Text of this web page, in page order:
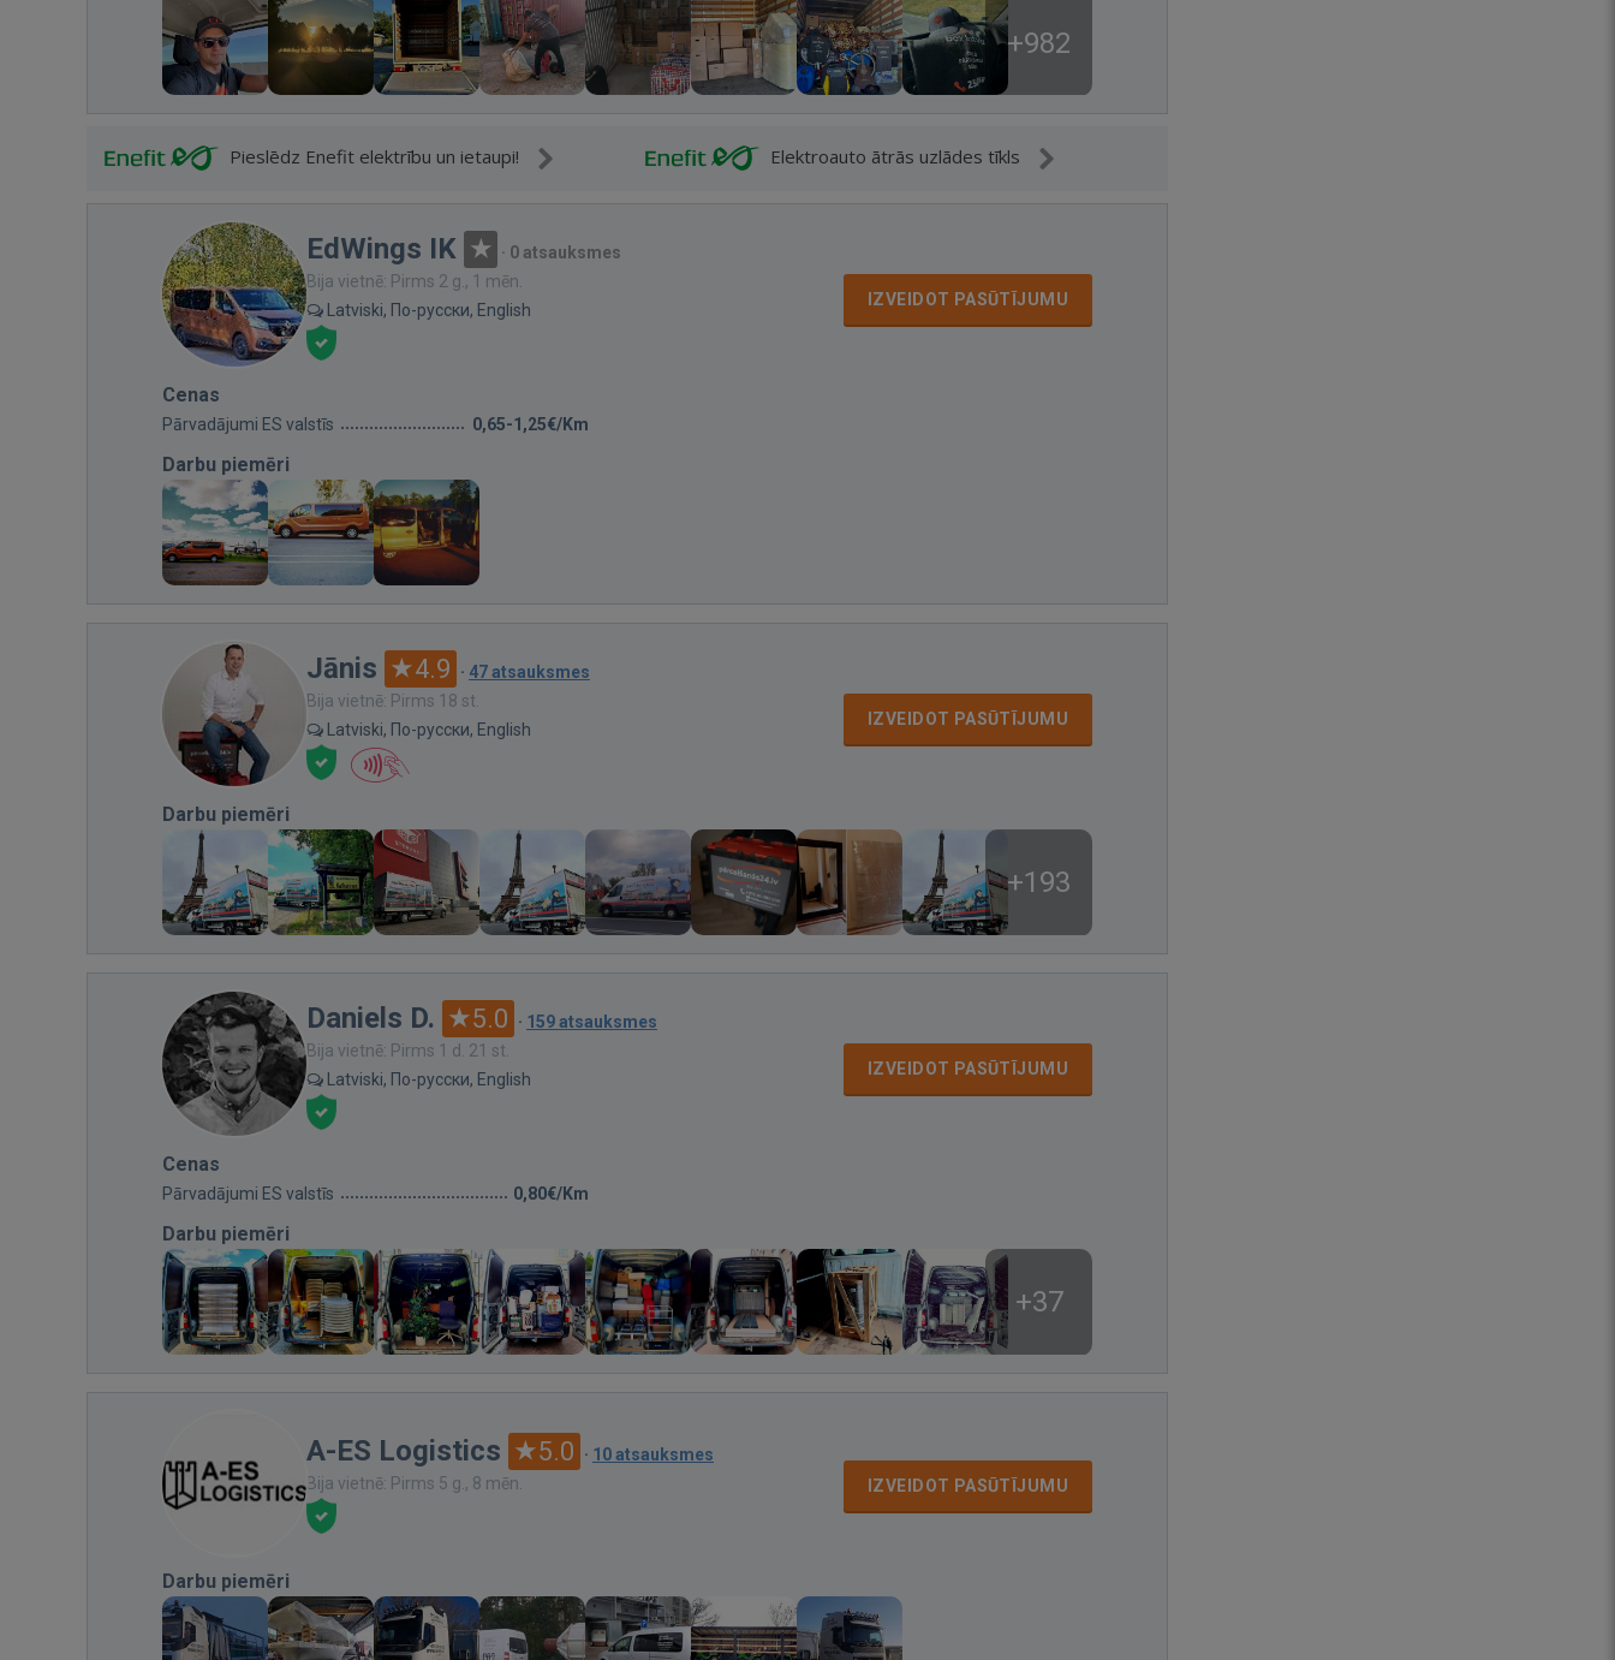
+982
Pieslēdz Enefit elektrību un ietaupi! Elektroauto ātrās uzlādes tīkls
EdWings IK · 0 atsauksmes
Bija vietnē: Pirms 2 g., 1 mēn.
Latviski, По-русски, English
IZVEIDOT PASŪTĪJUMU
Cenas
Pārvadājumi ES valstīs 0,65-1,25€/Km
Darbu piemēri
Jānis 4.9 · 47 atsauksmes
Bija vietnē: Pirms 18 st.
Latviski, По-русски, English
IZVEIDOT PASŪTĪJUMU
Darbu piemēri
+193
Daniels D. 5.0 · 159 atsauksmes
Bija vietnē: Pirms 1 d. 21 st.
Latviski, По-русски, English
IZVEIDOT PASŪTĪJUMU
Cenas
Pārvadājumi ES valstīs 0,80€/Km
Darbu piemēri
+37
A-ES Logistics 5.0 · 10 atsauksmes
Bija vietnē: Pirms 5 g., 8 mēn.
IZVEIDOT PASŪTĪJUMU
Darbu piemēri